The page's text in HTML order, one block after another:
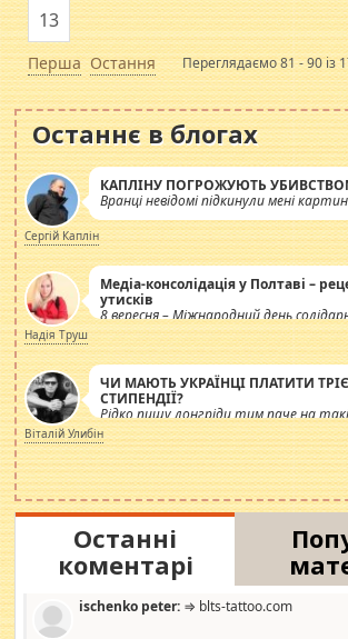
Перша
13
Остання Переглядаємо 81 - 90 із
Останнє в блогах
КАПЛІНУ ПОГРОЖУЮТЬ
Вранці невідомі підкинули мені
Сергій Каплін
Медіа-консолідація у Полтаві –
утисків
8 вересня – Міжнародний день
журналістів.
Надія Труш
ЧИ МАЮТЬ УКРАЇНЦІ ПЛАТИТИ
СТИПЕНДІЇ?
Рідко пишу лонгріди тим паче на
просто дістало! Обурюють
навколо стипендіального питання.
роздувається ще одна соціальна
Віталій Улибін
Останні
коментарі
ischenko peter: ⇒ blts-tattoo.com